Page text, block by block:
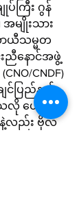
ပ်ကြီး ဂွန်
အမျိုးသား
ာယီသမ္မတ
ညီနောင်အဖွဲ့
CNDF)
င်ပြည်နယ်
လို ယောတပ်
နဲ့လည်း ဗိုလ်